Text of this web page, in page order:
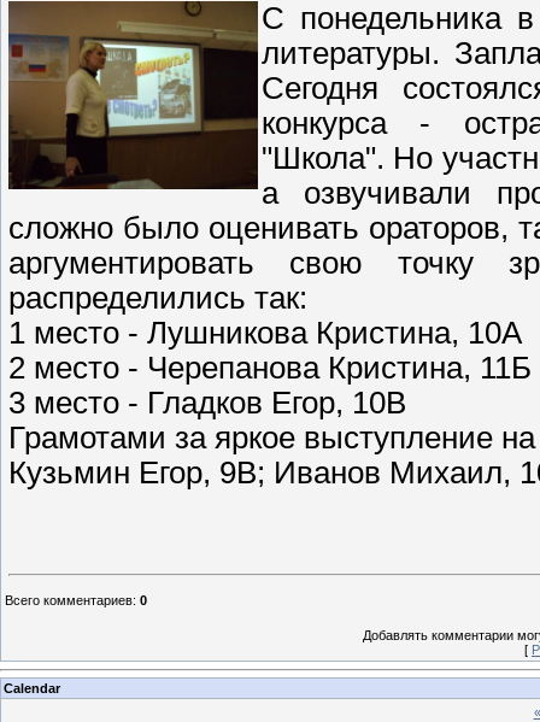
С понедельника
литературы.
Сегодня
конкурса -
"Школа". Но
а озвучивали
сложно было оценивать ораторов,
аргументировать свою точку
распределились так:
1 место - Лушникова Кристина, 10А
2 место - Черепанова Кристина, 11Б
3 место - Гладков Егор, 10В
Грамотами за яркое выступление
Кузьмин Егор, 9В; Иванов Михаил,
Всего комментариев: 0
Добавлять комментарии
[
Calendar
«